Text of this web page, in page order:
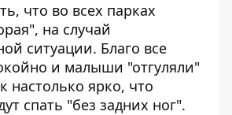
что во всех парках
на случай
ситуации. Благо все
и малыши "отгуляли"
настолько ярко, что
спать "без задних ног".